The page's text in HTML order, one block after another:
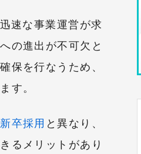
速な事業運営が求
の進出が不可欠と
保を行なうため、
す。
新卒採用 と異なり、
るメリットがあり